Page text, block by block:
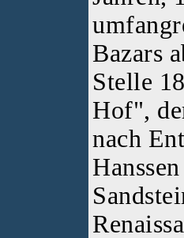
Bazars
Stelle
Hof",
nach